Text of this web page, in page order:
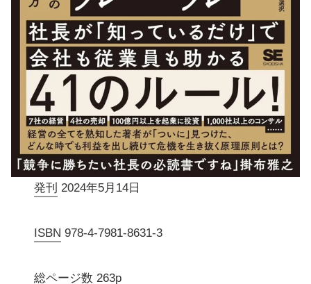
発刊 2024年5月14日
ISBN 978-4-7981-8631-3
総ページ数 263p